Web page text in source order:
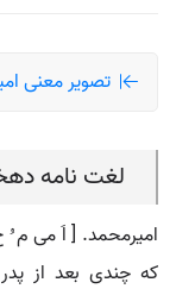
تصویر معنی
لغت نامه
امیرمحمد. [ اَ می م
که چندی بعد از